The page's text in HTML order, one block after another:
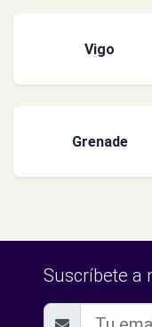
Vigo
Grenade
Suscríbete a